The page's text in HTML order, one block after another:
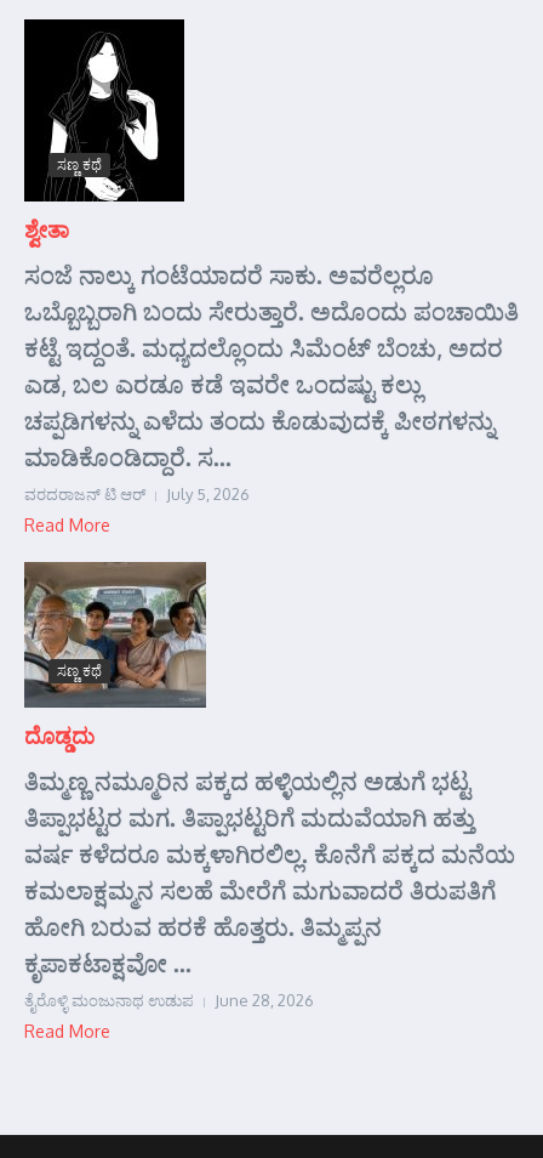
ಸಣ್ಣ ಕಥೆ
ಶ್ವೇತಾ
ಸಂಜೆ ನಾಲ್ಕು ಗಂಟೆಯಾದರೆ ಸಾಕು. ಅವರೆಲ್ಲರೂ
ಒಬ್ಬೊಬ್ಬರಾಗಿ ಬಂದು ಸೇರುತ್ತಾರೆ. ಅದೊಂದು ಪಂಚಾಯಿತಿ
ಕಟ್ಟೆ ಇದ್ದಂತೆ. ಮಧ್ಯದಲ್ಲೊಂದು ಸಿಮೆಂಟ್ ಬೆಂಚು, ಅದರ
ಎಡ, ಬಲ ಎರಡೂ ಕಡೆ ಇವರೇ ಒಂದಷ್ಟು ಕಲ್ಲು
ಚಪ್ಪಡಿಗಳನ್ನು ಎಳೆದು ತಂದು ಕೊಡುವುದಕ್ಕೆ ಪೀಠಗಳನ್ನು
ಮಾಡಿಕೊಂಡಿದ್ದಾರೆ. ಸ...
ವರದರಾಜನ್ ಟಿ ಆರ್ July 5, 2026
Read More
ಸಣ್ಣ ಕಥೆ
ದೊಡ್ಡದು
ತಿಮ್ಮಣ್ಣ ನಮ್ಮೂರಿನ ಪಕ್ಕದ ಹಳ್ಳಿಯಲ್ಲಿನ ಅಡುಗೆ ಭಟ್ಟ
ತಿಪ್ಪಾಭಟ್ಟರ ಮಗ. ತಿಪ್ಪಾಭಟ್ಟರಿಗೆ ಮದುವೆಯಾಗಿ ಹತ್ತು
ವರ್ಷ ಕಳೆದರೂ ಮಕ್ಕಳಾಗಿರಲಿಲ್ಲ. ಕೊನೆಗೆ ಪಕ್ಕದ ಮನೆಯ
ಕಮಲಾಕ್ಷಮ್ಮನ ಸಲಹೆ ಮೇರೆಗೆ ಮಗುವಾದರೆ ತಿರುಪತಿಗೆ
ಹೋಗಿ ಬರುವ ಹರಕೆ ಹೊತ್ತರು. ತಿಮ್ಮಪ್ಪನ
ಕೃಪಾಕಟಾಕ್ಷವೋ ...
ತೈರೊಳ್ಳಿ ಮಂಜುನಾಥ ಉಡುಪ June 28, 2026
Read More